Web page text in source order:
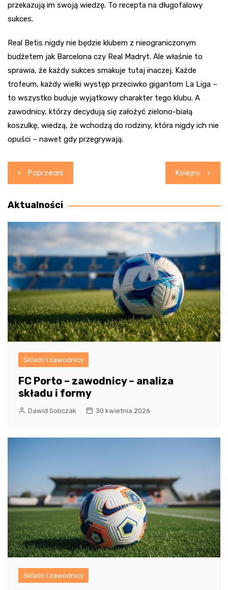
przekazują im swoją wiedzę. To recepta na długofalowy
sukces.
Real Betis nigdy nie będzie klubem z nieograniczonym
budżetem jak Barcelona czy Real Madryt. Ale właśnie to
sprawia, że każdy sukces smakuje tutaj inaczej. Każde
trofeum, każdy wielki występ przeciwko gigantom La Liga –
to wszystko buduje wyjątkowy charakter tego klubu. A
zawodnicy, którzy decydują się założyć zielono-białą
koszulkę, wiedzą, że wchodzą do rodziny, która nigdy ich nie
opuści – nawet gdy przegrywają.
Nawigacja
wpisu
Poprzedni Kolejny
Aktualności
Składy i zawodnicy
FC Porto – zawodnicy – analiza
składu i formy
Dawid Sobczak 30 kwietnia 2026
Składy i zawodnicy